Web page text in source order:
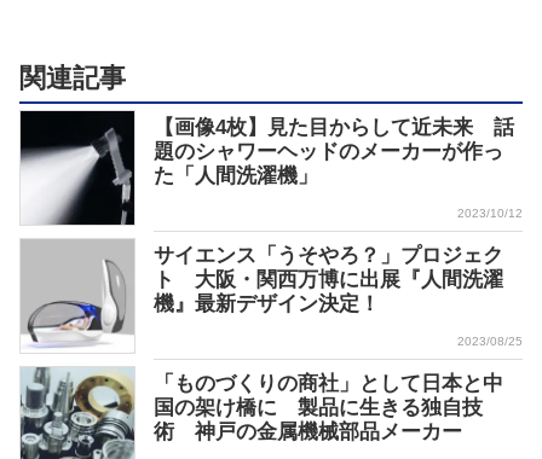
関連記事
【画像4枚】見た目からして近未来 話
題のシャワーヘッドのメーカーが作っ
た「人間洗濯機」
2023/10/12
サイエンス「うそやろ？」プロジェク
ト 大阪・関西万博に出展『人間洗濯
機』最新デザイン決定！
2023/08/25
「ものづくりの商社」として日本と中
国の架け橋に 製品に生きる独自技
術 神戸の金属機械部品メーカー